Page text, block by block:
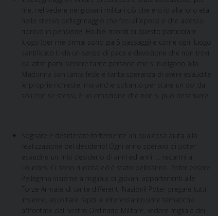
me, nel vedere nei giovani militari ciò che ero io alla loro età
nello stesso pellegrinaggio che feci all’epoca e che adesso
riprovo in pensione. Ho bei ricordi di questo particolare
luogo (per me ormai sono già 5 passaggi) e come ogni luogo
santificato ti dà un senso di pace e devozione che non trovi
da altre parti. Vedere tante persone che si rivolgono alla
Madonna con tanta fede e tanta speranza di avere esaudite
le proprie richieste, ma anche soltanto per stare un po’ da
soli con se stessi, è un emozione che non si può descrivere.
Sognare e desiderare fortemente un qualcosa aiuta alla
realizzazione del desiderio! Ogni anno speravo di poter
esaudire un mio desiderio di anni ed anni …. recarmi a
Lourdes! Ci sono riuscita ed è stato bellissimo. Poter essere
Pellegrina insieme a migliaia di giovani appartenenti alle
Forze Armate di tante differenti Nazioni! Poter pregare tutti
insieme, ascoltare rapiti le interessantissime tematiche
affrontate dal nostro Ordinario Militare, vedere migliaia dei